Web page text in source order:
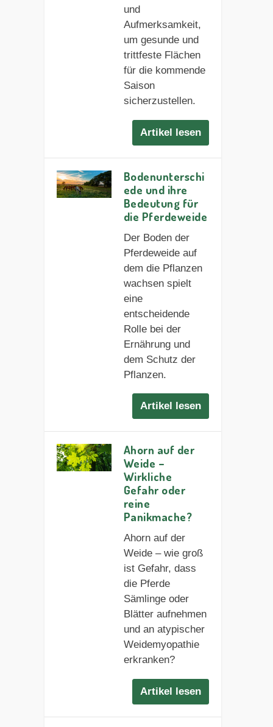
und
Aufmerksamkeit,
um gesunde und
trittfeste Flächen
für die kommende
Saison
sicherzustellen.
Artikel lesen
Bodenunterschi
ede und ihre
Bedeutung für
die Pferdeweide
Der Boden der
Pferdeweide auf
dem die Pflanzen
wachsen spielt
eine
entscheidende
Rolle bei der
Ernährung und
dem Schutz der
Pflanzen.
Artikel lesen
Ahorn auf der
Weide –
Wirkliche
Gefahr oder
reine
Panikmache?
Ahorn auf der
Weide – wie groß
ist Gefahr, dass
die Pferde
Sämlinge oder
Blätter aufnehmen
und an atypischer
Weidemyopathie
erkranken?
Artikel lesen